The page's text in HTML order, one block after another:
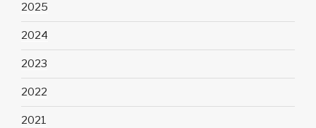
2025
2024
2023
2022
2021